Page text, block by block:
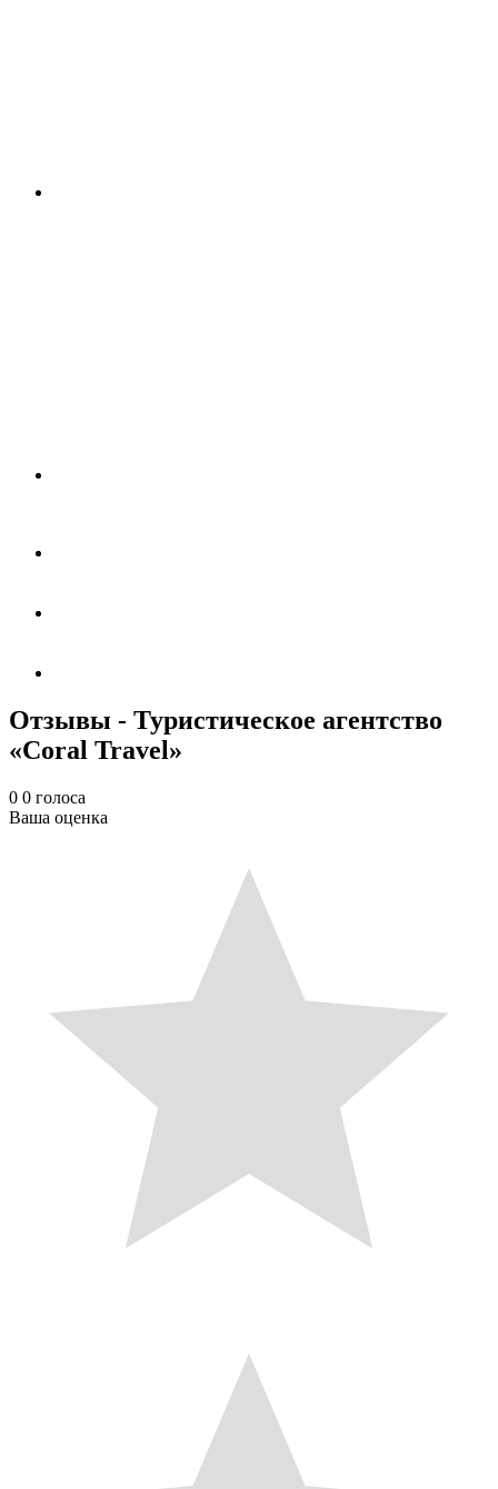
Отзывы - Туристическое агентство
«Coral Travel»
0 0 голоса
Ваша оценка